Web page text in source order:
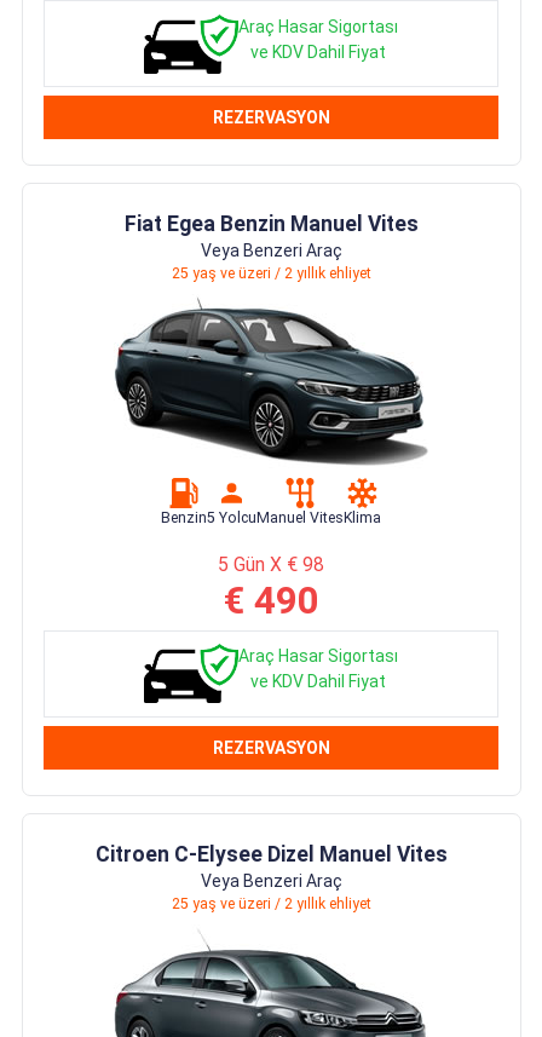
Araç Hasar Sigortası
ve KDV Dahil Fiyat
REZERVASYON
Fiat Egea Benzin Manuel Vites
Veya Benzeri Araç
25 yaş ve üzeri / 2 yıllık ehliyet
Benzin5 Yolcu Manuel Vites Klima
5 Gün X € 98
€ 490
Araç Hasar Sigortası
ve KDV Dahil Fiyat
REZERVASYON
Citroen C-Elysee Dizel Manuel Vites
Veya Benzeri Araç
25 yaş ve üzeri / 2 yıllık ehliyet